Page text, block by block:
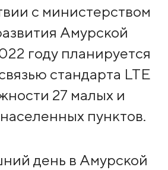
с министерством
Амурской
году планируется
стандарта LTE
27 малых и
пунктов.
день в Амурской